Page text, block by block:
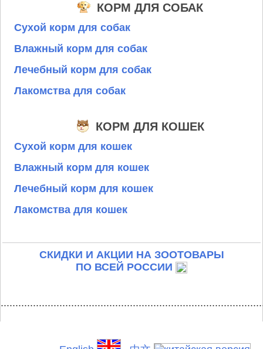
КОРМ ДЛЯ СОБАК
Сухой корм для собак
Влажный корм для собак
Лечебный корм для собак
Лакомства для собак
КОРМ ДЛЯ КОШЕК
Сухой корм для кошек
Влажный корм для кошек
Лечебный корм для кошек
Лакомства для кошек
СКИДКИ И АКЦИИ НА ЗООТОВАРЫ
ПО ВСЕЙ РОССИИ